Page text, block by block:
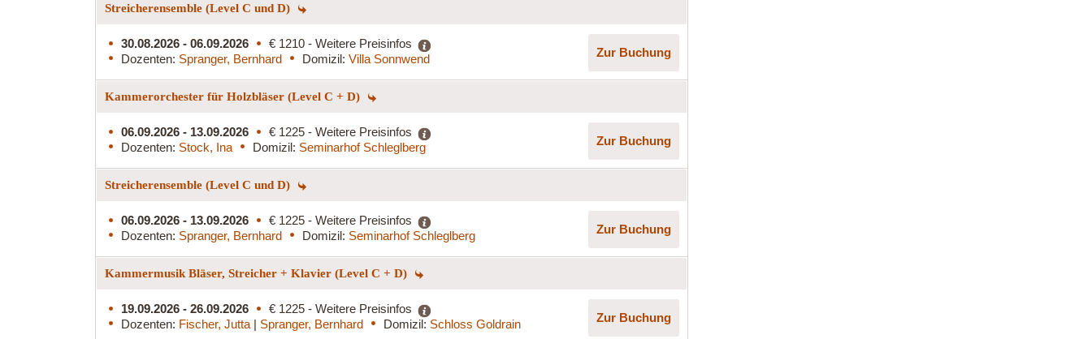
Streicherensemble (Level C und D)
30.08.2026 - 06.09.2026
€ 1210 - Weitere Preisinfos
Dozenten: Spranger, Bernhard Domizil: Villa Sonnwend Zur Buchung
Kammerorchester für Holzbläser (Level C + D)
06.09.2026 - 13.09.2026
€ 1225 - Weitere Preisinfos
Dozenten: Stock, Ina Domizil: Seminarhof Schleglberg Zur Buchung
Streicherensemble (Level C und D)
06.09.2026 - 13.09.2026
€ 1225 - Weitere Preisinfos
Dozenten: Spranger, Bernhard Domizil: Seminarhof Schleglberg Zur Buchung
Kammermusik Bläser, Streicher + Klavier (Level C + D)
19.09.2026 - 26.09.2026
€ 1225 - Weitere Preisinfos
Dozenten: Fischer, Jutta | Spranger, Bernhard Domizil: Schloss Goldrain Zur Buchung